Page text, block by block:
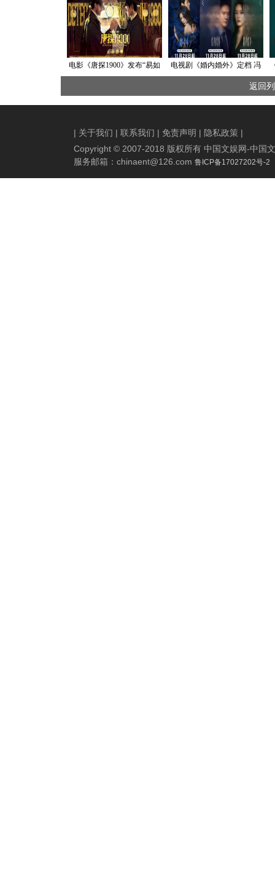
电影《唐探1900》发布“易如
联动“唐探”世界
电视剧《婚内婚外》定档 冯
绍峰蔡文静双面人设面对婚
姻内外考验
返回
| 关于我们 | 联系我们 | 免责声明 | 隐私政策 |
Copyright © 2007-2018 版权所有 中国文娱网-中国
服务邮箱： chinaent@126.com 鲁ICP备17027202号-2